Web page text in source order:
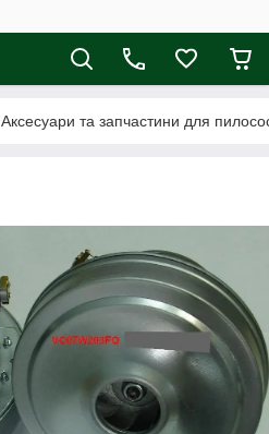
Аксесуари та запчастини для